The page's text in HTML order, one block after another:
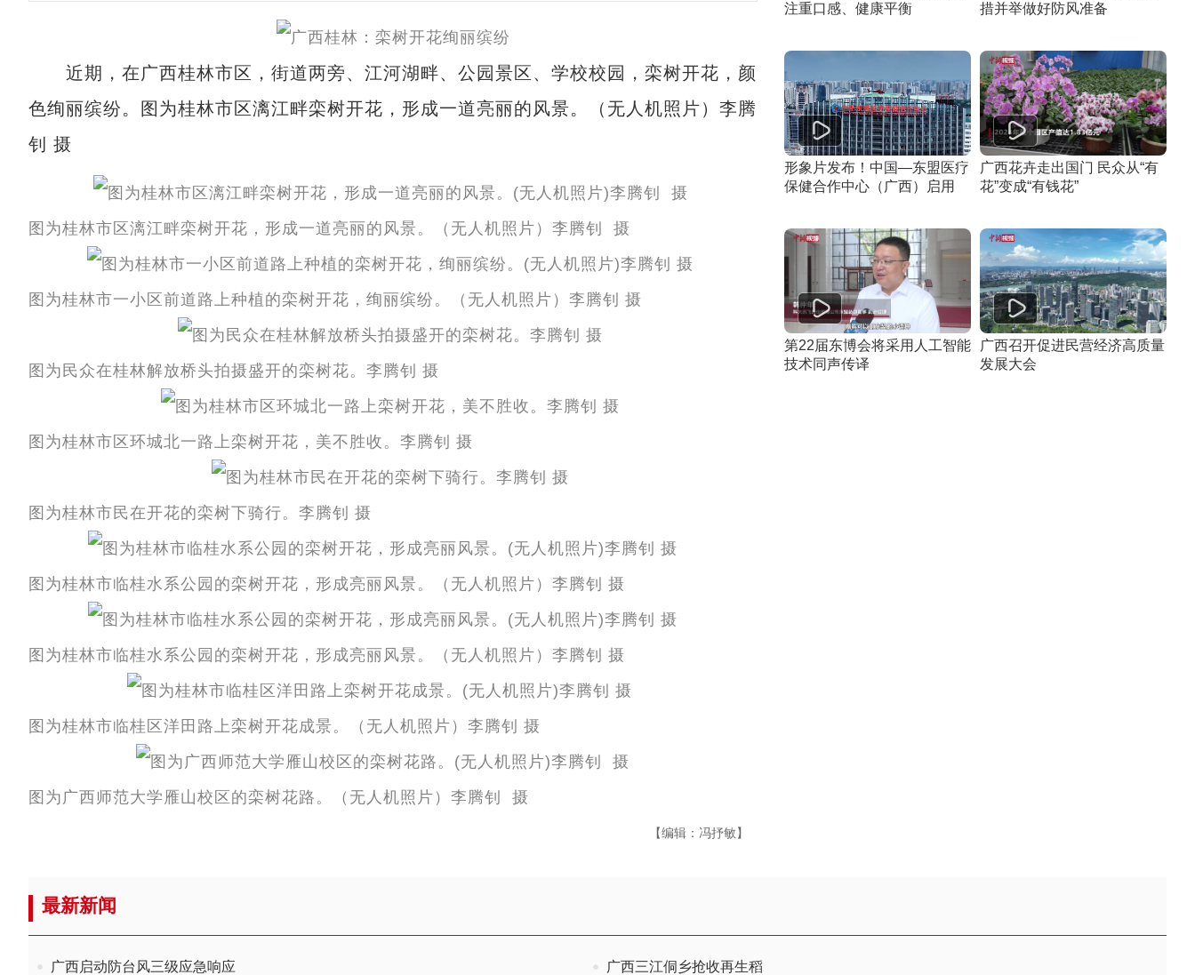
近期，在广西桂林市区，街道两旁、江河湖畔、公园景区、学校校园，栾树开花，颜
色绚丽缤纷。图为桂林市区漓江畔栾树开花，形成一道亮丽的风景。（无人机照片）李腾
钊 摄
图为桂林市区漓江畔栾树开花，形成一道亮丽的风景。（无人机照片）李腾钊 摄
图为桂林市一小区前道路上种植的栾树开花，绚丽缤纷。（无人机照片）李腾钊 摄
图为民众在桂林解放桥头拍摄盛开的栾树花。李腾钊 摄
图为桂林市区环城北一路上栾树开花，美不胜收。李腾钊 摄
图为桂林市民在开花的栾树下骑行。李腾钊 摄
图为桂林市临桂水系公园的栾树开花，形成亮丽风景。（无人机照片）李腾钊 摄
图为桂林市临桂水系公园的栾树开花，形成亮丽风景。（无人机照片）李腾钊 摄
图为桂林市临桂区洋田路上栾树开花成景。（无人机照片）李腾钊 摄
图为广西师范大学雁山校区的栾树花路。（无人机照片）李腾钊 摄
【编辑：冯抒敏】
注重口感、健康平衡
措并举做好防风准备
形象片发布！中国—东盟医疗
保健合作中心（广西）启用
广西花卉走出国门 民众从“有
花”变成“有钱花”
第22届东博会将采用人工智能
技术同声传译
广西召开促进民营经济高质量
发展大会
最新新闻
广西启动防台风三级应急响应 广西三江侗乡抢收再生稻